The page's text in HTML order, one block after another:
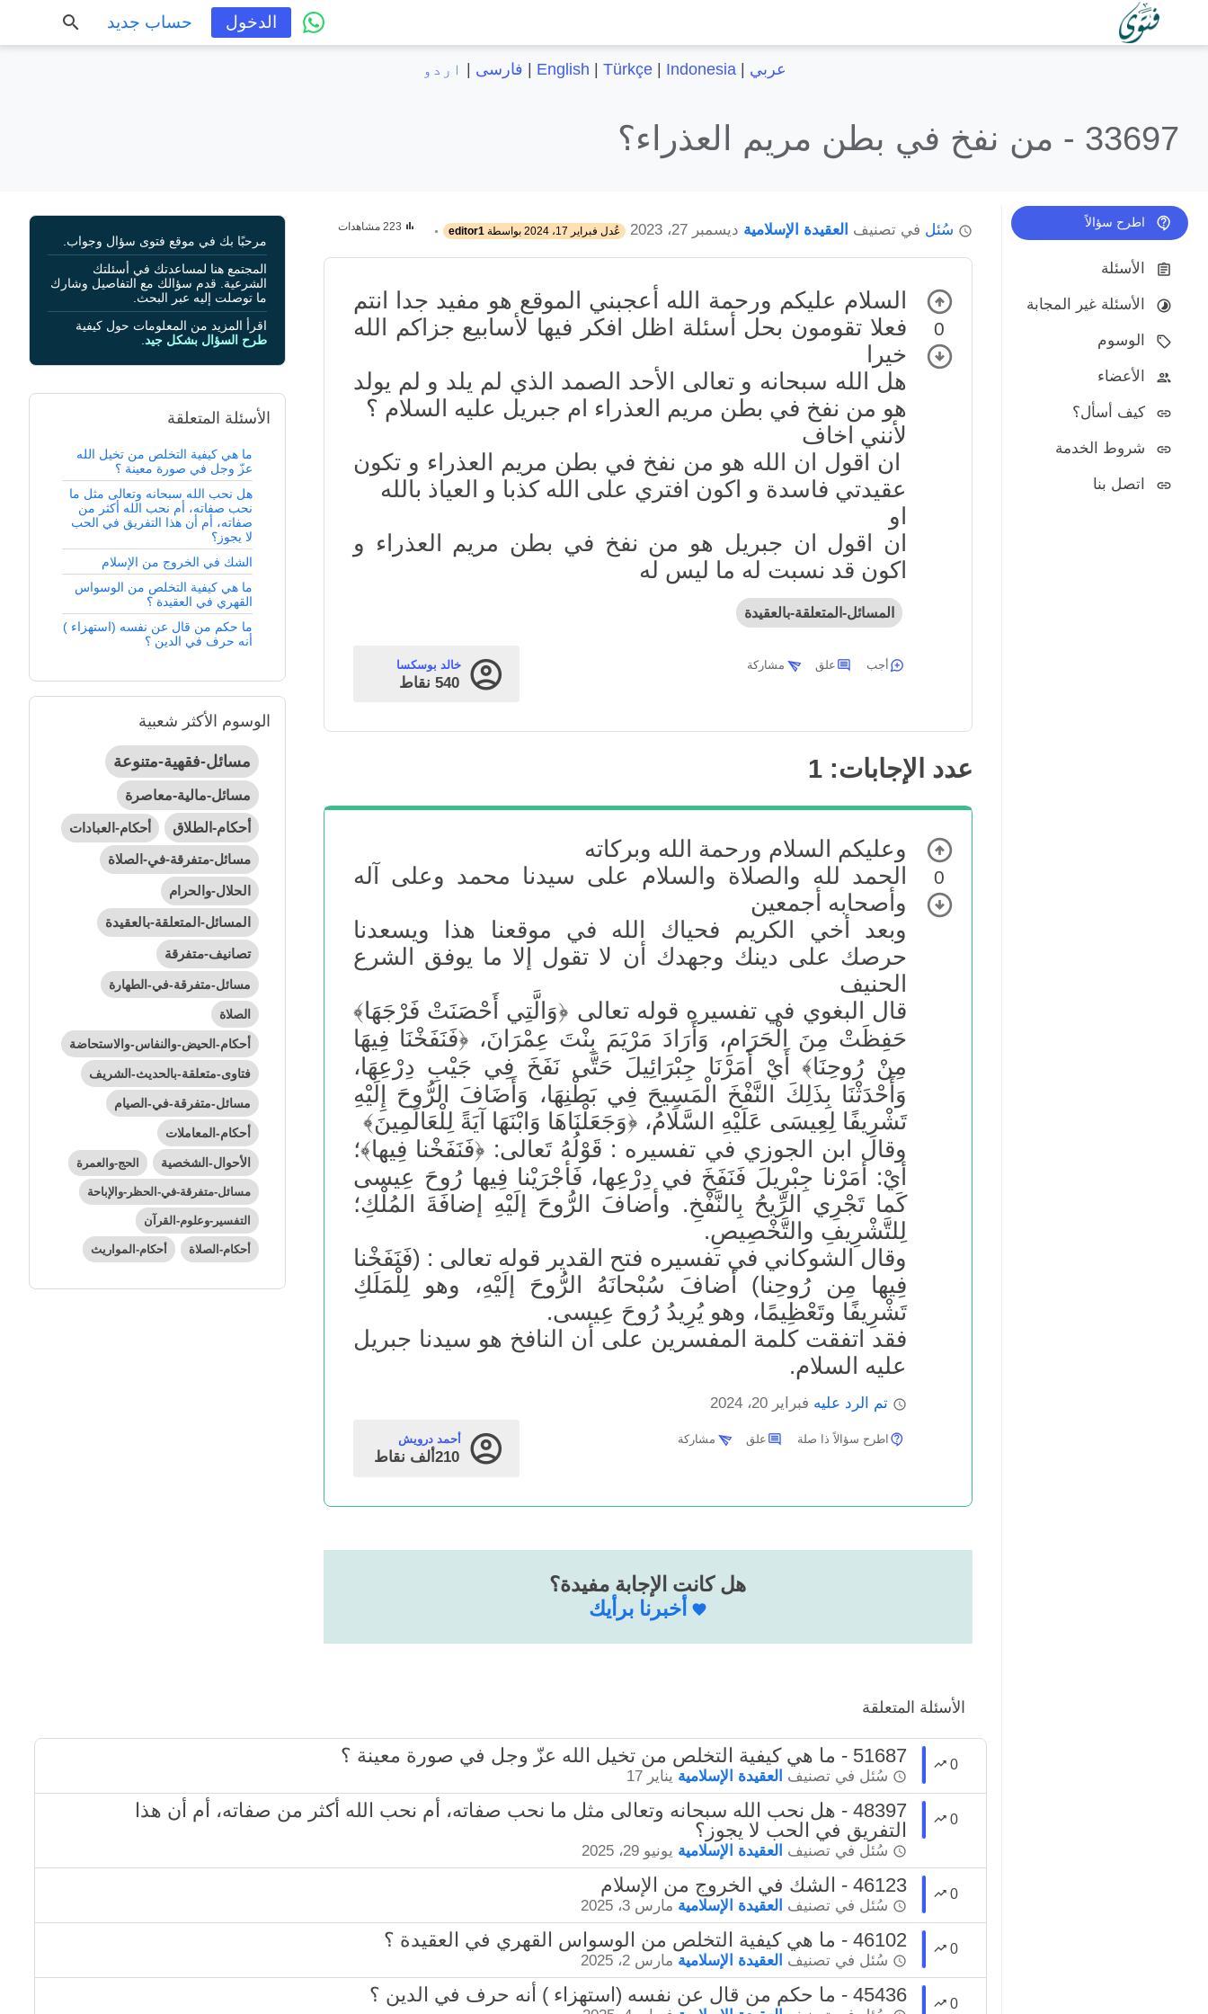
الدخول حساب جديد
عربي |
English Türkçe| Indonesia فارسی اردو
33697 - من نفخ في بطن مريم العذراء؟
اطرح سؤالاً
الأسئلة
الأسئلة غير المجابة
الوسوم
الأعضاء
كيف أسأل؟
شروط الخدمة
اتصل بنا
سُئل في تصنيف العقيدة الإسلامية ديسمبر 27، 2023 عُدل فبراير 17، 2024 بواسطة editor1 223 مشاهدات
0
السلام عليكم ورحمة الله أعجبني الموقع هو مفيد جدا انتم
فعلا تقومون بحل أسئلة اظل افكر فيها لأسابيع جزاكم الله
خيرا
هل الله سبحانه و تعالى الأحد الصمد الذي لم يلد و لم يولد
هو من نفخ في بطن مريم العذراء ام جبريل عليه السلام ؟
لأنني اخاف
ان اقول ان الله هو من نفخ في بطن مريم العذراء و تكون
عقيدتي فاسدة و اكون افتري على الله كذبا و العياذ بالله
او
ان اقول ان جبريل هو من نفخ في بطن مريم العذراء و
اكون قد نسبت له ما ليس له
المسائل-المتعلقة-بالعقيدة
خالد بوسكسا
540 نقاط
أجب علق مشاركة
عدد الإجابات: 1
0
وعليكم السلام ورحمة الله وبركاته
الحمد لله والصلاة والسلام على سيدنا محمد وعلى آله
وأصحابه أجمعين
وبعد أخي الكريم فحياك الله في موقعنا هذا ويسعدنا
حرصك على دينك وجهدك أن لا تقول إلا ما يوفق الشرع
الحنيف
قال البغوي في تفسيره قوله تعالى ﴿وَالَّتِي أَحْصَنَتْ فَرْجَهَا﴾
حَفِظَتْ مِنَ الْحَرَامِ، وَأَرَادَ مَرْيَمَ بِنْتَ عِمْرَانَ، ﴿فَنَفَخْنَا فِيهَا
مِنْ رُوحِنَا﴾ أَيْ أَمَرْنَا جِبْرَائِيلَ حَتَّى نَفَخَ فِي جَيْبِ دِرْعِهَا،
وَأَحْدَثْنَا بِذَلِكَ النَّفْخَ الْمَسِيحَ فِي بَطْنِهَا، وَأَضَافَ الرُّوحَ إِلَيْهِ
تَشْرِيفًا لِعِيسَى عَلَيْهِ السَّلَامُ، ﴿وَجَعَلْنَاهَا وَابْنَهَا آيَةً لِلْعَالَمِينَ﴾
وقال ابن الجوزي في تفسيره : قَوْلُهُ تَعالى: ﴿فَنَفَخْنا فِيها﴾؛
أيْ: أمَرْنا جِبْرِيلَ فَنَفَخَ في دِرْعِها، فَأجْرَيْنا فِيها رُوحَ عِيسى
كَما تَجْرِي الرِّيحُ بِالنَّفْخِ. وأضافَ الرُّوحَ إلَيْهِ إضافَةَ المُلْكِ؛
لِلتَّشْرِيفِ والتَّخْصِيصِ.
وقال الشوكاني في تفسيره فتح القدير قوله تعالى : (فَنَفَخْنا
فِيها مِن رُوحِنا) أضافَ سُبْحانَهُ الرُّوحَ إلَيْهِ، وهو لِلْمَلَكِ
تَشْرِيفًا وتَعْظِيمًا، وهو يُرِيدُ رُوحَ عِيسى.
فقد اتفقت كلمة المفسرين على أن النافخ هو سيدنا جبريل
عليه السلام.
تم الرد عليه فبراير 20، 2024
أحمد درويش
210ألف نقاط
اطرح سؤالاً ذا صلة علق مشاركة
هل كانت الإجابة مفيدة؟
أخبرنا برأيك
مرحبًا بك في موقع فتوى سؤال وجواب.
المجتمع هنا لمساعدتك في أسئلتك
الشرعية. قدم سؤالك مع التفاصيل وشارك
ما توصلت إليه عبر البحث.
اقرأ المزيد من المعلومات حول كيفية
طرح السؤال بشكل جيد
الأسئلة المتعلقة
ما هي كيفية التخلص من تخيل الله
عزّ وجل في صورة معينة ؟
هل نحب الله سبحانه وتعالى مثل ما
نحب صفاته، أم نحب الله أكثر من
صفاته، أم أن هذا التفريق في الحب
لا يجوز؟
الشك في الخروج من الإسلام
ما هي كيفية التخلص من الوسواس
القهري في العقيدة ؟
ما حكم من قال عن نفسه (استهزاء )
أنه حرف في الدين ؟
الوسوم الأكثر شعبية
مسائل-فقهية-متنوعة
مسائل-مالية-معاصرة
أحكام-الطلاق أحكام-العبادات
مسائل-متفرقة-في-الصلاة
الحلال-والحرام
المسائل-المتعلقة-بالعقيدة
تصانيف-متفرقة
مسائل-متفرقة-في-الطهارة
الصلاة
أحكام-الحيض-والنفاس-والاستحاضة
فتاوى-متعلقة-بالحديث-الشريف
مسائل-متفرقة-في-الصيام
أحكام-المعاملات
الأحوال-الشخصية الحج-والعمرة
مسائل-متفرقة-في-الحظر-والإباحة
التفسير-وعلوم-القرآن
أحكام-الصلاة أحكام-المواريث
الأسئلة المتعلقة
0 51687 - ما هي كيفية التخلص من تخيل الله عزّ وجل في صورة معينة ؟
سُئل في تصنيف العقيدة الإسلامية يناير 17
0
48397 - هل نحب الله سبحانه وتعالى مثل ما نحب صفاته، أم نحب الله أكثر من صفاته، أم أن هذا
التفريق في الحب لا يجوز؟
سُئل في تصنيف العقيدة الإسلامية يونيو 29، 2025
0 46123 - الشك في الخروج من الإسلام
سُئل في تصنيف العقيدة الإسلامية مارس 3، 2025
0 46102 - ما هي كيفية التخلص من الوسواس القهري في العقيدة ؟
سُئل في تصنيف العقيدة الإسلامية مارس 2، 2025
0 45436 - ما حكم من قال عن نفسه (استهزاء ) أنه حرف في الدين ؟